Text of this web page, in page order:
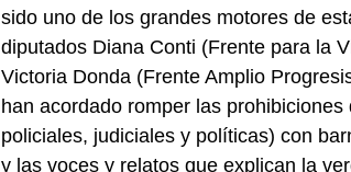
sido uno de los grandes motores de
diputados Diana Conti (Frente para la
Victoria Donda (Frente Amplio
han acordado romper las
policiales, judiciales y políticas) con
y las voces y relatos que explican la